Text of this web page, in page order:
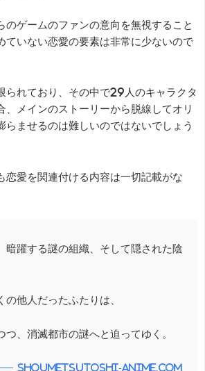
のゲームのファンの意向を無視すること
ていない恋愛の要素は非常に少ないので
られており、その中で29人のキャラクタ
、メインのストーリーから脱線してオリ
らませるのは難しいのではないでしょう
恋愛を関連付ける内容は一切記載がな
暗躍する謎の組織、そして隠された陰
の他人だったふたりは、
つ、消滅都市の謎へと迫ってゆく。
shoumetsutoshi-anime.com